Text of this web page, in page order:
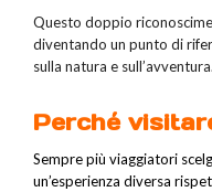
Questo doppio
diventando un punto di
sulla natura e sull’avventura.
Perché
Sempre più viaggiatori
un’esperienza diversa